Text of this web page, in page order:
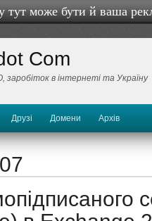
тут може бути й ваша
Com
заробіток в інтернеті та Україну
Друзі Домени Архів